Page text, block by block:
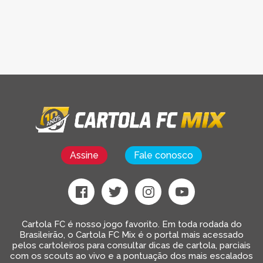
Assine Fale conosco
Cartola FC é nosso jogo favorito. Em toda rodada do
Brasileirão, o Cartola FC Mix é o portal mais acessado
pelos cartoleiros para consultar dicas de cartola, parciais
com os scouts ao vivo e a pontuação dos mais escalados